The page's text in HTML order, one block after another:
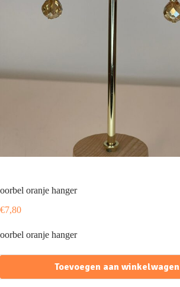
oorbel oranje hanger
€7,80
oorbel oranje hanger
Toevoegen aan winkelwagen